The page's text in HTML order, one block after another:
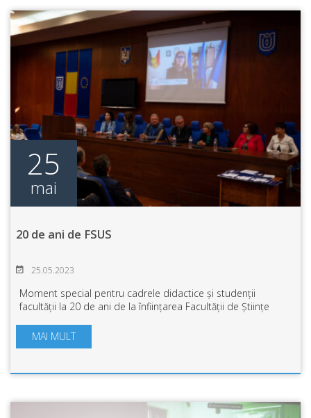
25
mai
20 de ani de FSUS
25.05.2023
Moment special pentru cadrele didactice și studenții
facultății la 20 de ani de la înființarea Facultății de Științe
locale și județene, pa...
MAI MULT